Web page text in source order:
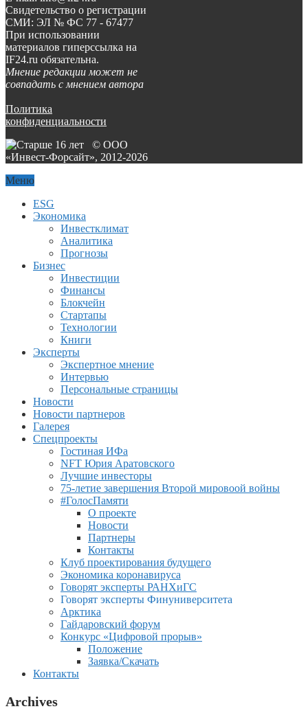
Свидетельство о регистрации
СМИ: ЭЛ № ФС 77 - 67477
При использовании
материалов гиперссылка на
IF24.ru обязательна.
Мнение редакции может не
совпадать с мнением автора
Политика
конфиденциальности
© ООО
«Инвест-Форсайт», 2012-2026
Меню
ESG
Экономика
Инвестклимат
Аналитика
Прогнозы
Бизнес
Инвестиции
Финансы
Блокчейн
Стартапы
Технологии
Книги
Эксперты
Экспертное мнение
Интервью
Персональные страницы
Новости
Новости партнеров
Галерея
Спецпроекты
Гостиная ИФа
NFT Юрия Аратовского
Лучшие инвесторы
75-летие завершения Второй мировоой войны
#ГолосПамяти
О проекте
Новости
Партнеры
Контакты
Клуб проектирования будущего
Экономика коронавируса
Говорят эксперты РАНХиГС
Говорят эксперты Финуниверситета
Арктика
Гайдаровский форум
Конкурс «Цифровой прорыв»
Положение
Заявка/Скачать
Контакты
Archives